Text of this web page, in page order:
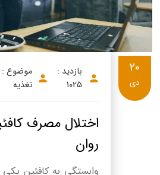
بازدید :
1025
موضوع :
تغذیه
اختلال مصرف
روان
وابستگی به کافئین
20
دی